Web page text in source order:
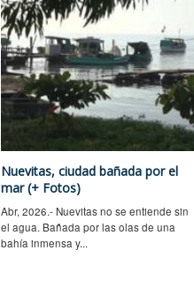
Nuevitas, ciudad bañada por el
mar (+ Fotos)
Abr, 2026.- Nuevitas no se entiende sin
el agua. Bañada por las olas de una
bahía inmensa y...